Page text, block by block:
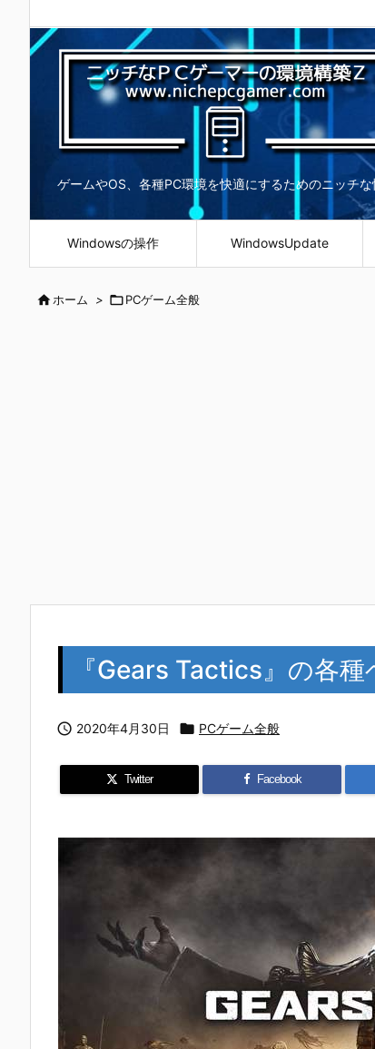
ゲームやOS、各種PC環境を快適にするためのニッチ
Windowsの操作 WindowsUpdate
ホーム > PCゲーム全般
『Gears Tactics』の各
 2020年4月30日  PCゲーム全般
Twitter Facebook